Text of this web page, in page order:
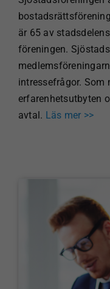
är 65 av
föreningen.
intressefrågor. Som
erfarenhetsutbyten
avtal. Läs mer >>